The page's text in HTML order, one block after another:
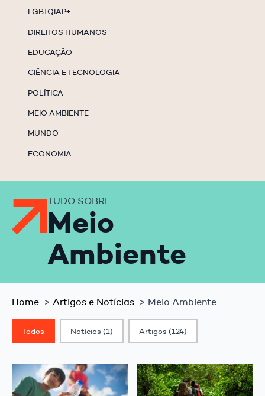
LGBTQIAP+
DIREITOS HUMANOS
EDUCAÇÃO
CIÊNCIA E TECNOLOGIA
POLÍTICA
MEIO AMBIENTE
MUNDO
ECONOMIA
TUDO SOBRE
Meio
Ambiente
Home Artigos e Notícias Meio Ambiente
Classif. Post
Todos Notícias (1) Artigos (124)